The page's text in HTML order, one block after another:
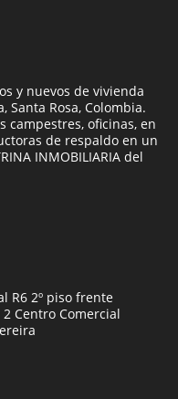
y nuevos de vivienda
Santa Rosa, Colombia.
campestres, oficinas, en
de respaldo en un
INMOBILIARIA del
R6 2º piso frente
Centro Comercial